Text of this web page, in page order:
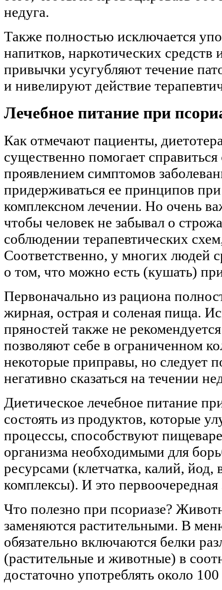
недуга.
Также полностью исключается
напитков, наркотических средств
привычки усугубляют течение
и нивелируют действие
Лечебное питание при
Как отмечают пациенты,
существенно помогает справиться
проявлением симптомов
придерживаться ее принципов при
комплексном лечении. Но очень
чтобы человек не забывал о
соблюдении терапевтических
Соответственно, у многих людей
о том, что можно есть (кушать)
Первоначально из рациона
жирная, острая и соленая пища.
пряностей также не
позволяют себе в ограниченном
некоторые приправы, но следует
негативно сказаться на течении
Диетическое лечебное питание
состоять из продуктов, которые
процессы, способствуют
организма необходимыми для
ресурсами (клетчатка, калий,
комплексы). И это первоочередная
Что полезно при псориазе?
заменяются растительными. В
обязательно включаются белки
(растительные и животные) в
достаточно употреблять около